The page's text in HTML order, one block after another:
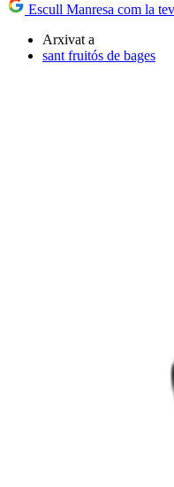
Escull Manresa com la
Arxivat a
sant fruitós de bages